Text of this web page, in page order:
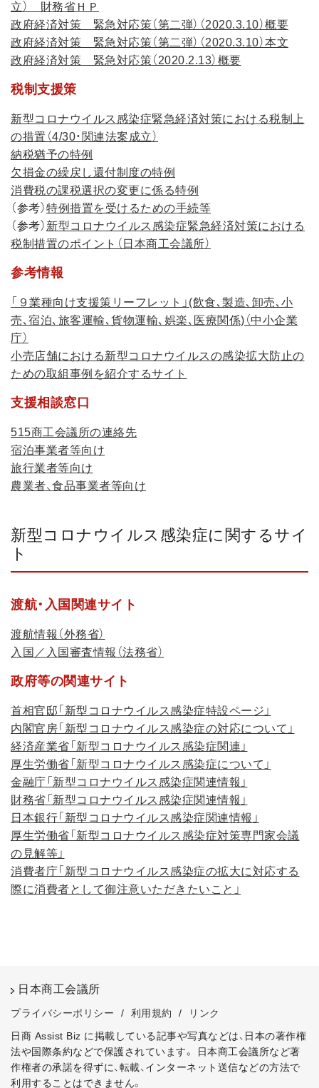
立） 財務省ＨＰ
政府経済対策 緊急対応策（第二弾）（2020.3.10）概要
政府経済対策 緊急対応策（第二弾）（2020.3.10）本文
政府経済対策 緊急対応策（2020.2.13）概要
税制支援策
新型コロナウイルス感染症緊急経済対策における税制上
の措置（4/30・関連法案成立）
納税猶予の特例
欠損金の繰戻し還付制度の特例
消費税の課税選択の変更に係る特例
（参考）特例措置を受けるための手続等
（参考） 新型コロナウイルス感染症緊急経済対策における
税制措置のポイント（日本商工会議所）
参考情報
「９業種向け支援策リーフレット」(飲食､製造､卸売､小
売､宿泊､旅客運輸､貨物運輸､娯楽､医療関係)（中小企業
庁）
小売店舗における新型コロナウイルスの感染拡大防止の
ための取組事例を紹介するサイト
支援相談窓口
515商工会議所の連絡先
宿泊事業者等向け
旅行業者等向け
農業者、食品事業者等向け
新型コロナウイルス感染症に関するサイ
ト
渡航・入国関連サイト
渡航情報（外務省）
入国／入国審査情報（法務省）
政府等の関連サイト
首相官邸「新型コロナウイルス感染症特設ページ」
内閣官房「新型コロナウイルス感染症の対応について」
経済産業省「新型コロナウイルス感染症関連」
厚生労働省「新型コロナウイルス感染症について」
金融庁「新型コロナウイルス感染症関連情報」
財務省「新型コロナウイルス感染症関連情報」
日本銀行「新型コロナウイルス感染症関連情報」
厚生労働省「新型コロナウイルス感染症対策専門家会議
の見解等」
消費者庁「新型コロナウイルス感染症の拡大に対応する
際に消費者として御注意いただきたいこと」
日本商工会議所
プライバシーポリシー / 利用規約 /
リンク
日商 Assist Biz に掲載している記事や写真などは、日本の著作権
法や国際条約などで保護されています。
日本商工会議所など著
作権者の承諾を得ずに、転載、インターネット送信などの方法で
利用することはできません。